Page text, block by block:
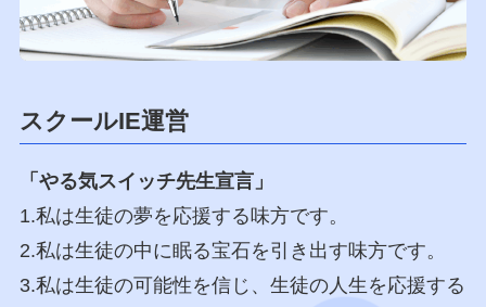
スクールIE運営
「やる気スイッチ先生宣言」
1.私は生徒の夢を応援する味方です。
2.私は生徒の中に眠る宝石を引き出す味方です。
3.私は生徒の可能性を信じ、生徒の人生を応援する